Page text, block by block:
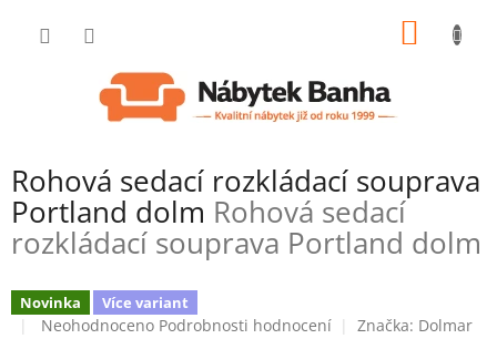
Rohová sedací rozkládací souprava
Portland dolm Rohová sedací
rozkládací souprava Portland dolm
Novinka Více variant
Průměrné
Neohodnoceno Podrobnosti hodnocení Značka: Dolmar